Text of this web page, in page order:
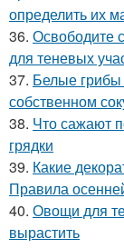
определить их
36. Освободите
для теневых
37. Белые
собственном
38. Что сажают
грядки
39. Какие
Правила
40. Овощи для
вырастить